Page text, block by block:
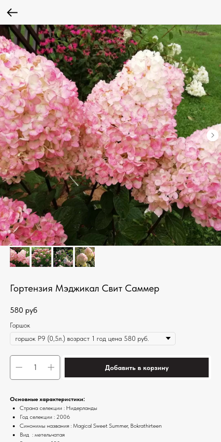
Гортензия Мэджикал Свит Саммер
580 руб
Горшок
Добавить в корзину
Основные характеристики:
Страна селекции : Нидерланды
Год селекции : 2006
Синонимы названия : Magical Sweet Summer, Bokrathirteen
Вид : метельчатая